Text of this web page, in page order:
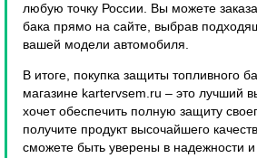
любую точку России. Вы можете
бака прямо на сайте, выбрав
вашей модели автомобиля.
В итоге, покупка защиты топливного
магазине kartervsem.ru – это лучший
хочет обеспечить полную защиту
получите продукт высочайшего
сможете быть уверены в надежности